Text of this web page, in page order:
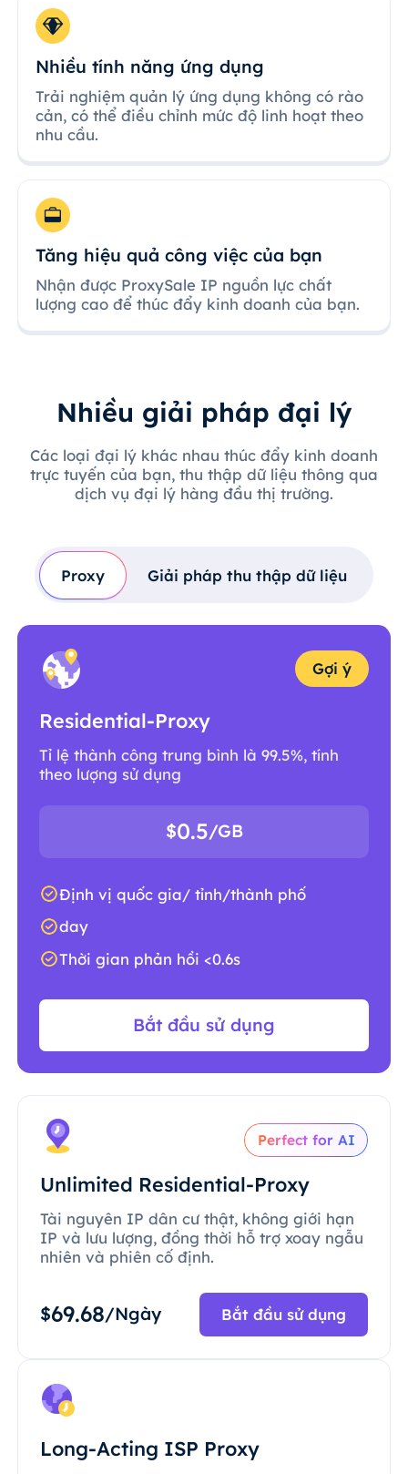
Nhiều tính năng ứng dụng
Trải nghiệm quản lý ứng dụng không có rào
cản, có thể điều chỉnh mức độ linh hoạt theo
nhu cầu.
Tăng hiệu quả công việc của bạn
Nhận được ProxySale IP nguồn lực chất
lượng cao để thúc đẩy kinh doanh của bạn.
Nhiều giải pháp đại lý
Các loại đại lý khác nhau thúc đẩy kinh doanh
trực tuyến của bạn, thu thập dữ liệu thông qua
dịch vụ đại lý hàng đầu thị trường.
Proxy Giải pháp thu thập dữ liệu
Gợi ý
Residential-Proxy
Tỉ lệ thành công trung bình là 99.5%, tính
theo lượng sử dụng
$0.5/GB
Định vị quốc gia/ tỉnh/thành phố
day
Thời gian phản hồi <0.6s
Bắt đầu sử dụng
Perfect for AI
Unlimited Residential-Proxy
Tài nguyên IP dân cư thật, không giới hạn
IP và lưu lượng, đồng thời hỗ trợ xoay ngẫu
nhiên và phiên cố định.
$69.68/Ngày Bắt đầu sử dụng
Long-Acting ISP Proxy